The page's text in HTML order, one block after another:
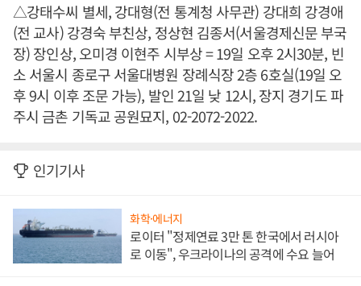
△강태수씨 별세, 강대형(전 통계청 사무관) 강대희 강경애
(전 교사) 강경숙 부친상, 정상현 김종서(서울경제신문 부국
장) 장인상, 오미경 이현주 시부상 = 19일 오후 2시30분, 빈
소 서울시 종로구 서울대병원 장례식장 2층 6호실(19일 오
후 9시 이후 조문 가능), 발인 21일 낮 12시, 장지 경기도 파
주시 금촌 기독교 공원묘지, 02-2072-2022.
인기기사
화학·에너지
로이터 "정제연료 3만 톤 한국에서 러시아
로 이동", 우크라이나의 공격에 수요 늘어